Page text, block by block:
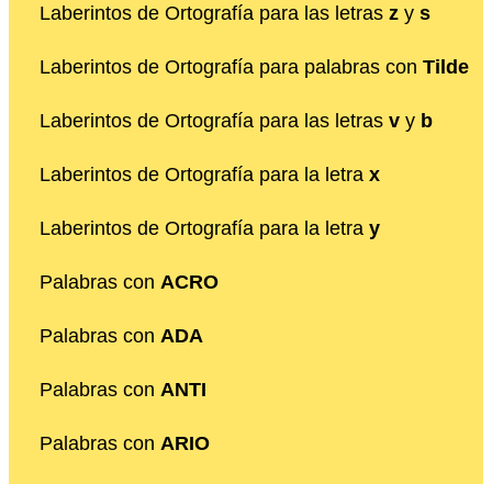
Laberintos de Ortografía para las letras z y s
Laberintos de Ortografía para palabras con Tilde
Laberintos de Ortografía para las letras v y b
Laberintos de Ortografía para la letra x
Laberintos de Ortografía para la letra y
Palabras con ACRO
Palabras con ADA
Palabras con ANTI
Palabras con ARIO